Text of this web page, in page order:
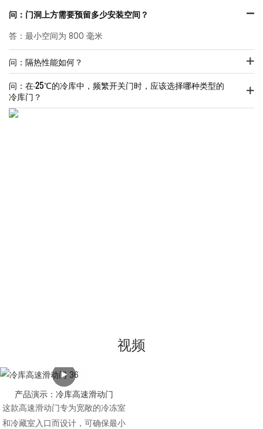
问：门洞上方需要预留多少安装空间？
答：最小空间为 800 毫米
问：隔热性能如何？
问：在-25℃的冷库中，频繁开关门时，应该选择哪种类型的
冷库门？
视频
产品演示：冷库高速滑动门
这款高速滑动门专为宽敞的冷冻室
和冷藏室入口而设计，可确保最小